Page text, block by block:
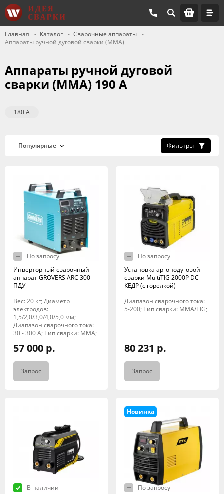
Главная Каталог
Сварочные аппараты
Аппараты ручной дуговой сварки (MMA)
Аппараты ручной дуговой
сварки (MMA) 190 А
180 А
Фильтры
По запросу
Инверторный сварочный
аппарат GROVERS ARC 300
ПДУ
Вес: 20 кг; Диаметр
электродов:
1,5/2,0/3,0/4,0/5,0 мм;
Диапазон сварочного тока:
30 - 300 А; Тип сварки: MMA;
57 000 р.
Запрос
По запросу
Установка аргонодуговой
сварки MultiTIG 2000P DC
КЕДР (с горелкой)
Диапазон сварочного тока:
5-200; Тип сварки: MMA/TIG;
80 231 р.
Запрос
В наличии
Новинка
По запросу